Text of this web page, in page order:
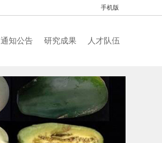
手机版
通知公告 研究成果 人才队伍